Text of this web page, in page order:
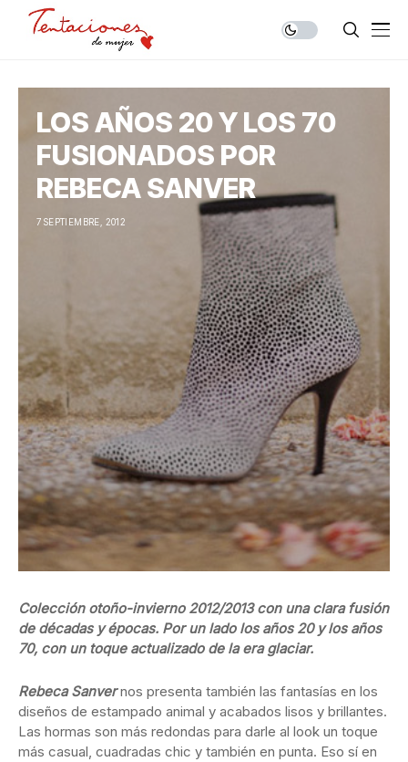
LOS AÑOS 20 Y LOS 70
FUSIONADOS POR
REBECA SANVER
7 SEPTIEMBRE, 2012
Colección otoño-invierno 2012/2013 con una clara fusión
de décadas y épocas. Por un lado los años 20 y los años
70, con un toque actualizado de la era glaciar.
Rebeca Sanvernos presenta también las fantasías en los
diseños de estampado animal y acabados lisos y brillantes.
Las hormas son más redondas para darle al look un toque
más casual, cuadradas chic y también en punta. Eso sí en